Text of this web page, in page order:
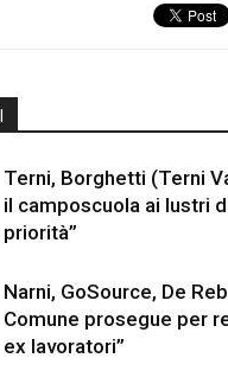
Terni, Borghetti (Terni
il camposcuola ai lustri
priorità”
Narni, GoSource, De
Comune prosegue per
ex lavoratori”